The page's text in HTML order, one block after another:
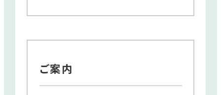
ご案内